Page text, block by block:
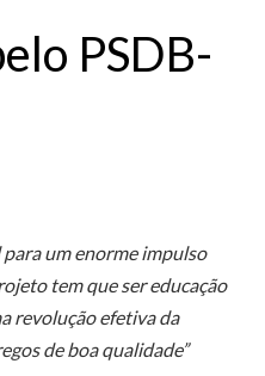
PSDB-
para um enorme impulso
tem que ser educação
revolução efetiva da
de boa qualidade”